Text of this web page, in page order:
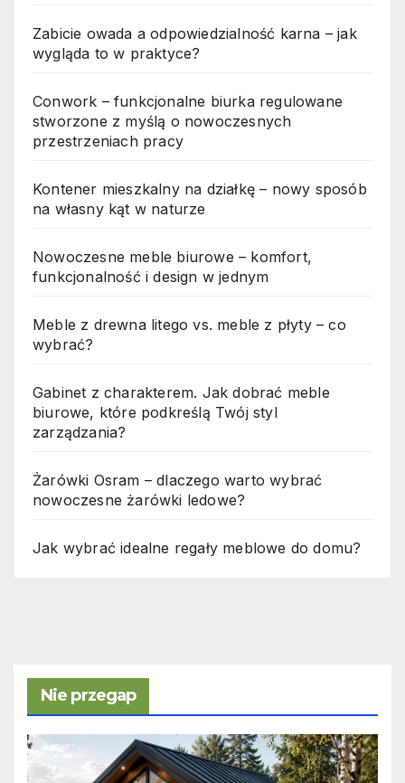
Zabicie owada a odpowiedzialność karna – jak
wygląda to w praktyce?
Conwork – funkcjonalne biurka regulowane
stworzone z myślą o nowoczesnych
przestrzeniach pracy
Kontener mieszkalny na działkę – nowy sposób
na własny kąt w naturze
Nowoczesne meble biurowe – komfort,
funkcjonalność i design w jednym
Meble z drewna litego vs. meble z płyty – co
wybrać?
Gabinet z charakterem. Jak dobrać meble
biurowe, które podkreślą Twój styl
zarządzania?
Żarówki Osram – dlaczego warto wybrać
nowoczesne żarówki ledowe?
Jak wybrać idealne regały meblowe do domu?
Nie przegap